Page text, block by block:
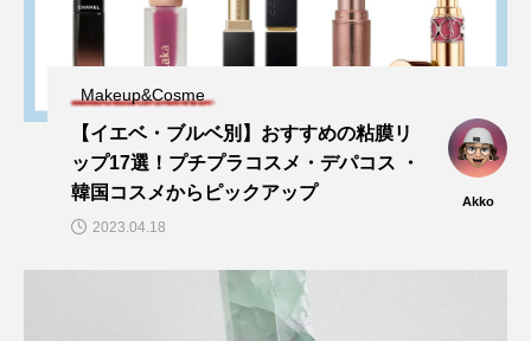
Makeup&Cosme
【イエベ・ブルベ別】おすすめの粘膜リ
ップ17選！プチプラコスメ・デパコス ・
韓国コスメからピックアップ
Akko
2023.04.18